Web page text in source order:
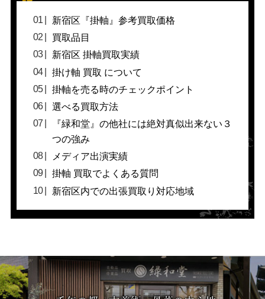
新宿区『掛軸』参考買取価格
買取品目
新宿区 掛軸買取実績
掛け軸 買取 について
掛軸を売る時のチェックポイント
選べる買取方法
『緑和堂』の他社には絶対真似出来ない３
つの強み
メディア出演実績
掛軸 買取でよくある質問
新宿区内での出張買取り対応地域